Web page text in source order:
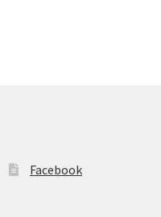
Facebook